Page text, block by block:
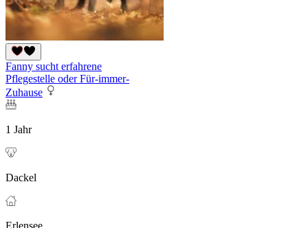
Fanny sucht erfahrene
Pflegestelle oder Für-immer-
Zuhause
1 Jahr
Dackel